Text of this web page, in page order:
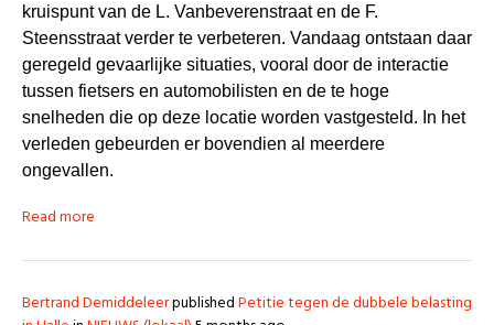
kruispunt van de L. Vanbeverenstraat en de F.
Steensstraat verder te verbeteren. Vandaag ontstaan daar
geregeld gevaarlijke situaties, vooral door de interactie
tussen fietsers en automobilisten en de te hoge
snelheden die op deze locatie worden vastgesteld. In het
verleden gebeurden er bovendien al meerdere
ongevallen.
Read more
Bertrand DemiddeleerpublishedPetitie tegen de dubbele belasting